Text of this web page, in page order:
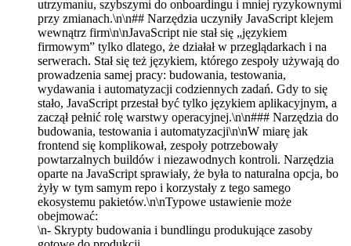
utrzymaniu, szybszymi do onboardingu i mniej ryzykownymi
przy zmianach.\n\n## Narzędzia uczyniły JavaScript klejem
wewnątrz firm\n\nJavaScript nie stał się „językiem
firmowym” tylko dlatego, że działał w przeglądarkach i na
serwerach. Stał się też językiem, którego zespoły używają do
prowadzenia samej pracy: budowania, testowania,
wydawania i automatyzacji codziennych zadań. Gdy to się
stało, JavaScript przestał być tylko językiem aplikacyjnym, a
zaczął pełnić rolę warstwy operacyjnej.\n\n### Narzędzia do
budowania, testowania i automatyzacji\n\nW miarę jak
frontend się komplikował, zespoły potrzebowały
powtarzalnych buildów i niezawodnych kontroli. Narzędzia
oparte na JavaScript sprawiały, że była to naturalna opcja, bo
żyły w tym samym repo i korzystały z tego samego
ekosystemu pakietów.\n\nTypowe ustawienie może
obejmować:
\n- Skrypty budowania i bundlingu produkujące zasoby